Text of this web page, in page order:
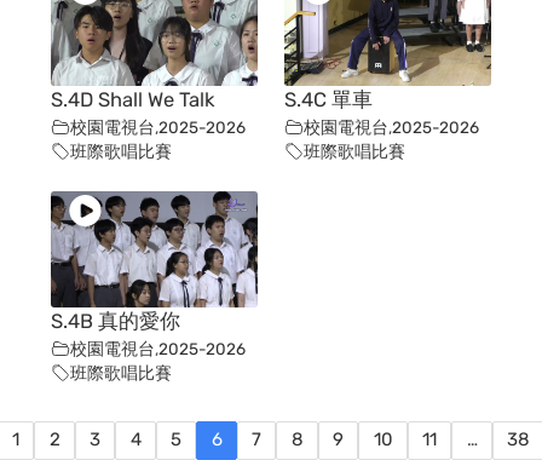
S.4D Shall We Talk
校園電視台,2025-2026
班際歌唱比賽
S.4C 單車
校園電視台,2025-2026
班際歌唱比賽
S.4B 真的愛你
校園電視台,2025-2026
班際歌唱比賽
1 2 3 4 5 6 7 8 9 10 11 … 38